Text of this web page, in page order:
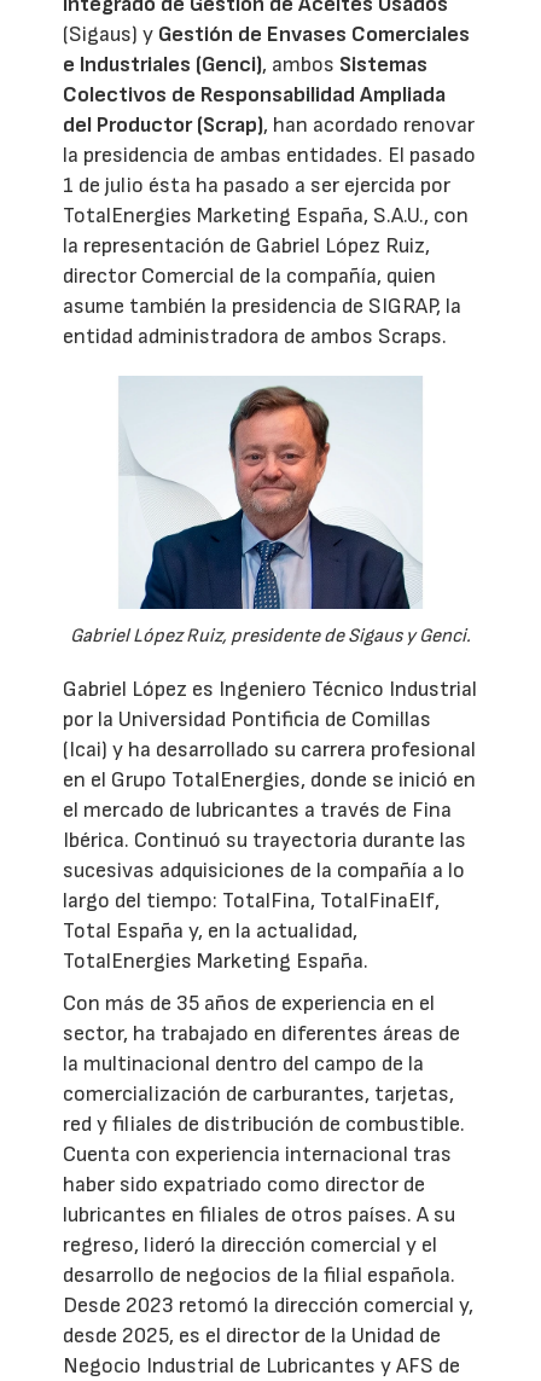
(Sigaus) y Gestión de Envases Comerciales
e Industriales (Genci), ambos Sistemas
Colectivos de Responsabilidad Ampliada
del Productor (Scrap), han acordado renovar
la presidencia de ambas entidades. El pasado
1 de julio ésta ha pasado a ser ejercida por
TotalEnergies Marketing España, S.A.U., con
la representación de Gabriel López Ruiz,
director Comercial de la compañía, quien
asume también la presidencia de SIGRAP, la
entidad administradora de ambos Scraps.
Gabriel López Ruiz, presidente de Sigaus y Genci.
Gabriel López es Ingeniero Técnico Industrial
por la Universidad Pontificia de Comillas
(Icai) y ha desarrollado su carrera profesional
en el Grupo TotalEnergies, donde se inició en
el mercado de lubricantes a través de Fina
Ibérica. Continuó su trayectoria durante las
sucesivas adquisiciones de la compañía a lo
largo del tiempo: TotalFina, TotalFinaElf,
Total España y, en la actualidad,
TotalEnergies Marketing España.
Con más de 35 años de experiencia en el
sector, ha trabajado en diferentes áreas de
la multinacional dentro del campo de la
comercialización de carburantes, tarjetas,
red y filiales de distribución de combustible.
Cuenta con experiencia internacional tras
haber sido expatriado como director de
lubricantes en filiales de otros países. A su
regreso, lideró la dirección comercial y el
desarrollo de negocios de la filial española.
Desde 2023 retomó la dirección comercial y,
desde 2025, es el director de la Unidad de
Negocio Industrial de Lubricantes y AFS de